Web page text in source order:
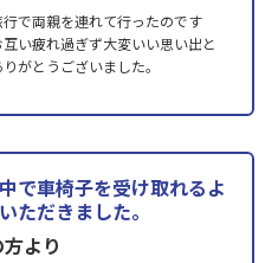
で両親を連れて行ったのです
い疲れ過ぎず大変いい思い出と
がとうございました。
で車椅子を受け取れるよ
ただきました。
より